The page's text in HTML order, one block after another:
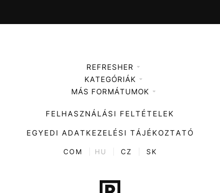
REFRESHER
Médiaajánlat
KATEGÓRIÁK
Zene
Divat
Kultúra
ENTR
Tech-Tudomány
MÁS FORMÁTUMOK
FELHASZNÁLÁSI FELTÉTELEK
EGYEDI ADATKEZELÉSI TÁJÉKOZTATÓ
COM HU CZ SK